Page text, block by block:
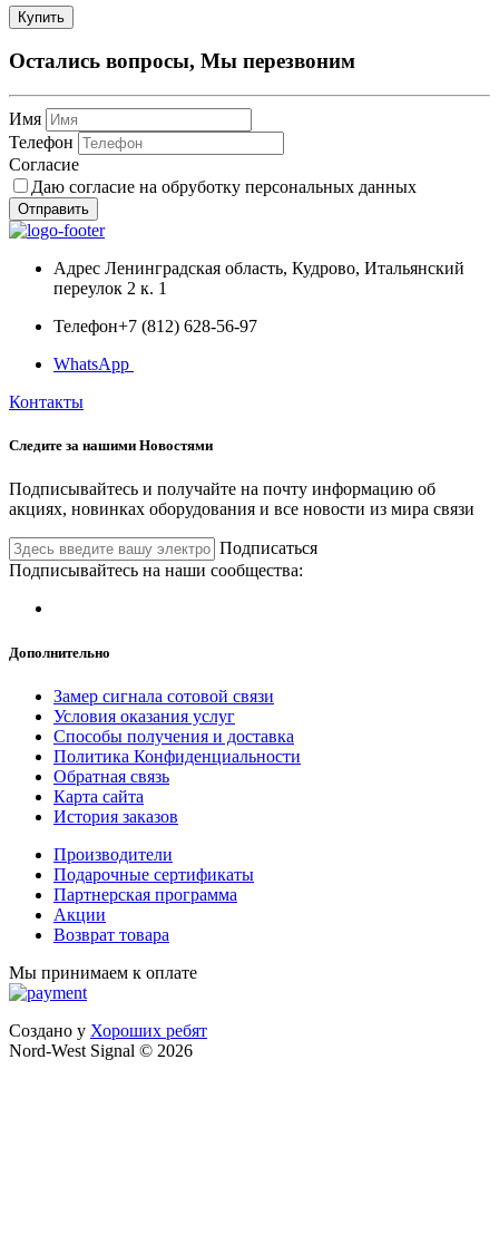
Купить
Остались вопросы, Мы перезвоним
Имя
Телефон
Согласие
Даю согласие на обруботку персональных данных
Отправить
Адрес Ленинградская область, Кудрово, Итальянский
переулок 2 к. 1
Телефон+7 (812) 628-56-97
WhatsApp
Контакты
Следите за нашими Новостями
Подписывайтесь и получайте на почту информацию об
акциях, новинках оборудования и все новости из мира связи
Подписаться
Подписывайтесь на наши сообщества:
Дополнительно
Замер сигнала сотовой связи
Условия оказания услуг
Способы получения и доставка
Политика Конфиденциальности
Обратная связь
Карта сайта
История заказов
Производители
Подарочные сертификаты
Партнерская программа
Акции
Возврат товара
Мы принимаем к оплате
Создано у Хороших ребят
Nord-West Signal © 2026